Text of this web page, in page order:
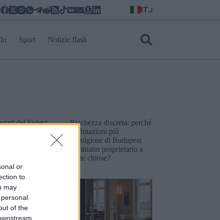
or
to
may
of the
IT
Sport Notizie flash
del Fidesz
Ricchezza discreta: perché
le abitazioni più
prestigiose di Budapest
cambiano proprietario a
porte chiuse?